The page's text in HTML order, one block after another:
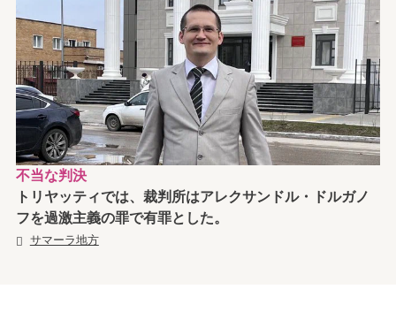
不当な判決
トリヤッティでは、裁判所はアレクサンドル・ドルガノ
フを過激主義の罪で有罪とした。
サマーラ地方